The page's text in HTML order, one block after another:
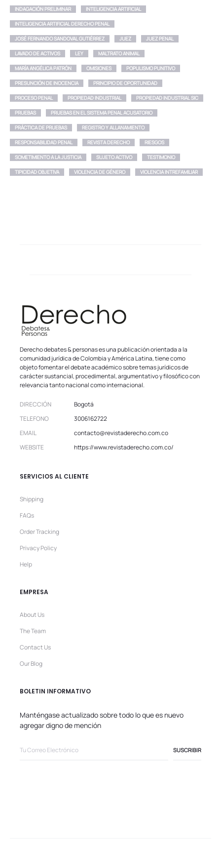
INDAGACIÓN PRELIMINAR INTELIGENCIA ARTIFICIAL
INTELIGENCIA ARTIFICIAL DERECHO PENAL
JOSÉ FERNANDO SANDOVAL GUTIÉRREZ JUEZ JUEZ PENAL
LAVADO DE ACTIVOS LEY MALTRATO ANIMAL
MARÍA ANGÉLICA PATRÓN OMISIONES POPULISMO PUNITIVO
PRESUNCIÓN DE INOCENCIA PRINCIPIO DE OPORTUNIDAD
PROCESO PENAL PROPIEDAD INDUSTRIAL PROPIEDAD INDUSTRIAL SIC
PRUEBAS PRUEBAS EN EL SISTEMA PENAL ACUSATORIO
PRÁCTICA DE PRUEBAS REGISTRO Y ALLANAMIENTO
RESPONSABILIDAD PENAL REVISTA DERECHO RIESGOS
SOMETIMIENTO A LA JUSTICIA SUJETO ACTIVO TESTIMONIO
TIPICIDAD OBJETIVA VIOLENCIA DE GÉNERO VIOLENCIA INTREFAMILIAR
Derecho debates & personas es una publicación orientada a la
comunidad jurídica de Colombia y América Latina, tiene como
objeto fomentar el debate académico sobre temas jurídicos de
carácter sustancial, procedimental, argumentativo y filosófico con
relevancia tanto nacional como internacional.
DIRECCIÓN
Bogotá
TELEFONO
3006162722
EMAIL
contacto@revistaderecho.com.co
WEBSITE
https://www.revistaderecho.com.co/
SERVICIOS AL CLIENTE
Shipping
FAQs
Order Tracking
Privacy Policy
Help
EMPRESA
About Us
The Team
Contact Us
Our Blog
BOLETIN INFORMATIVO
Manténgase actualizado sobre todo lo que es nuevo
agregar digno de mención